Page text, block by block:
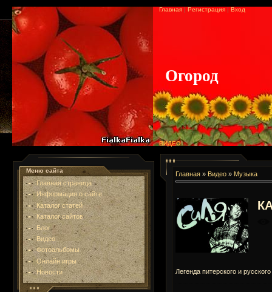
Главная | Регистрация | Вход
Огород
ВИДЕО
Меню сайта
Главная страница
Информация о сайте
Каталог статей
Каталог сайтов
Блог
Видео
Фотоальбомы
Онлайн игры
Новости
Главная » Видео » Музыка
Легенда питерского и